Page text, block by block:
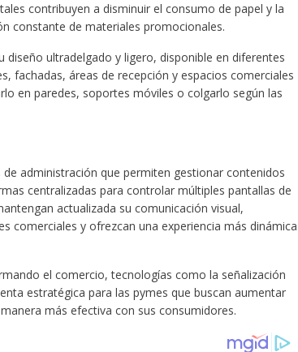
contribuyen a disminuir el consumo de papel y la
constante de materiales promocionales.
diseño ultradelgado y ligero, disponible en diferentes
fachadas, áreas de recepción y espacios comerciales
en paredes, soportes móviles o colgarlo según las
administración que permiten gestionar contenidos
centralizadas para controlar múltiples pantallas de
actualizada su comunicación visual,
comerciales y ofrezcan una experiencia más dinámica
el comercio, tecnologías como la señalización
estratégica para las pymes que buscan aumentar
más efectiva con sus consumidores.